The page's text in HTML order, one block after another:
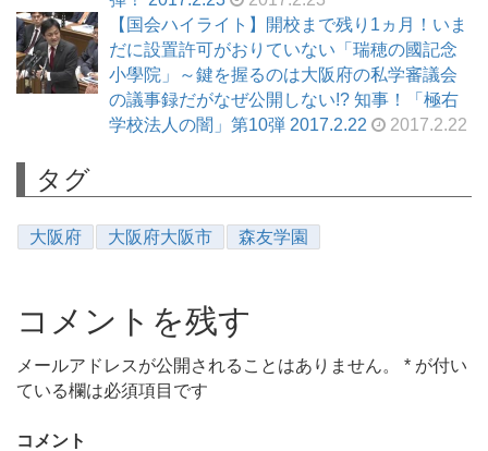
【国会ハイライト】開校まで残り1ヵ月！いま
だに設置許可がおりていない「瑞穂の國記念
小學院」～鍵を握るのは大阪府の私学審議会
の議事録だがなぜ公開しない!? 知事！「極右
学校法人の闇」第10弾 2017.2.22
2017.2.22
タグ
大阪府 大阪府大阪市 森友学園
コメントを残す
メールアドレスが公開されることはありません。 * が付い
ている欄は必須項目です
コメント